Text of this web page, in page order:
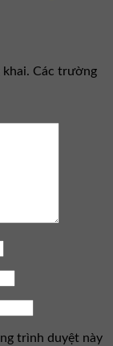
khai. Các trường
trình duyệt này